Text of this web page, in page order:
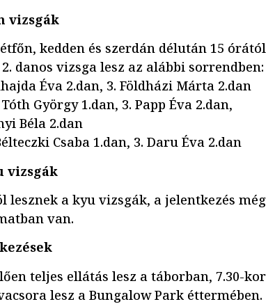
vizsgák
kedden és szerdán délután 15 órától
danos vizsga lesz az alábbi sorrendben:
Éva 2.dan, 3. Földházi Márta 2.dan
György 1.dan, 3. Papp Éva 2.dan,
Béla 2.dan
Csaba 1.dan, 3. Daru Éva 2.dan
vizsgák
a kyu vizsgák, a jelentkezés még
van.
teljes ellátás lesz a táborban, 7.30-kor
lesz a Bungalow Park éttermében.